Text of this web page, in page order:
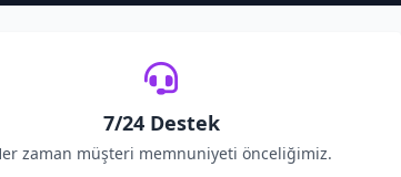
7/24 Destek
zaman müşteri memnuniyeti önceliğimiz.